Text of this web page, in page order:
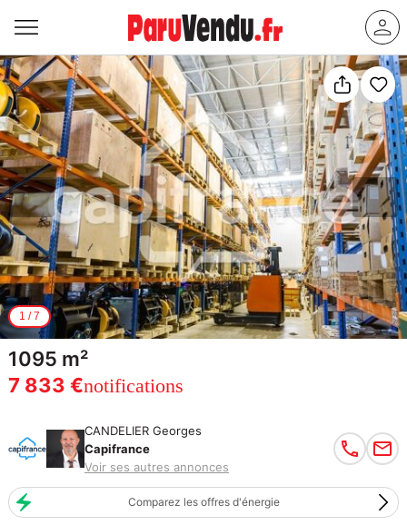
1 /7
1095 m²
7 833 €notifications
CANDELIER Georges
Capifrance
Voir ses autres annonces
Comparez les offres d'énergie